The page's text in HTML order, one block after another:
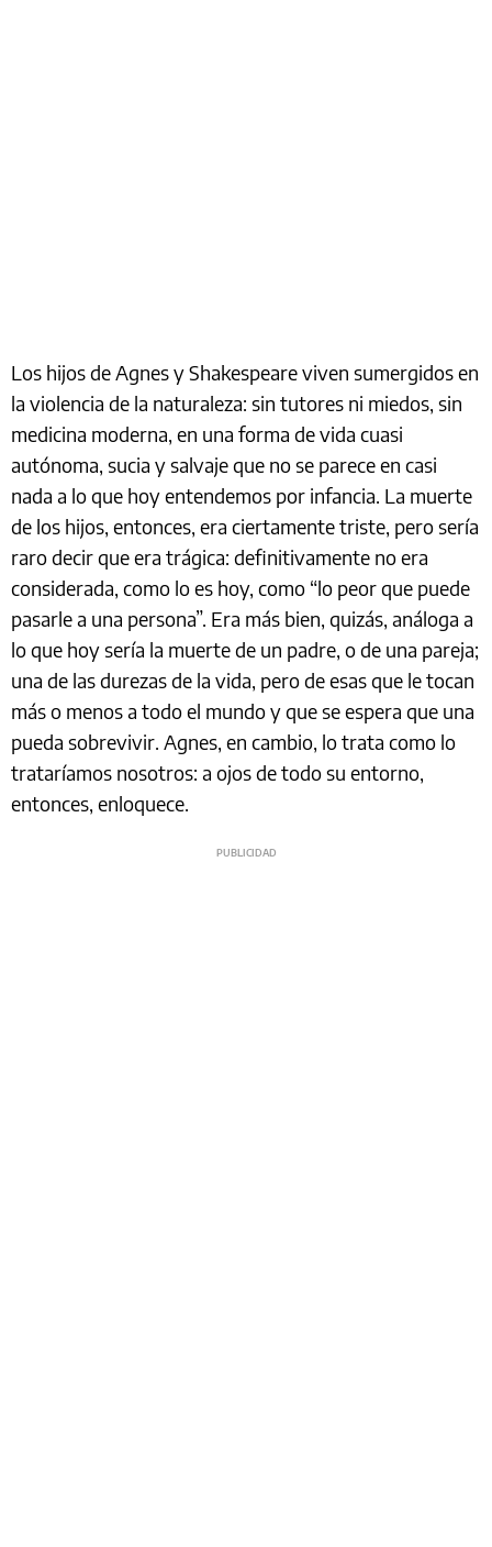
Los hijos de Agnes y Shakespeare viven sumergidos en
la violencia de la naturaleza: sin tutores ni miedos, sin
medicina moderna, en una forma de vida cuasi
autónoma, sucia y salvaje que no se parece en casi
nada a lo que hoy entendemos por infancia. La muerte
de los hijos, entonces, era ciertamente triste, pero sería
raro decir que era trágica: definitivamente no era
considerada, como lo es hoy, como “lo peor que puede
pasarle a una persona”. Era más bien, quizás, análoga a
lo que hoy sería la muerte de un padre, o de una pareja;
una de las durezas de la vida, pero de esas que le tocan
más o menos a todo el mundo y que se espera que una
pueda sobrevivir. Agnes, en cambio, lo trata como lo
trataríamos nosotros: a ojos de todo su entorno,
entonces, enloquece.